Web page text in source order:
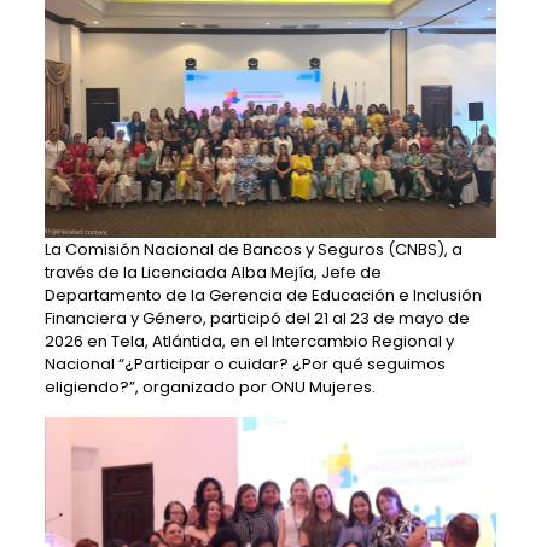
La Comisión Nacional de Bancos y Seguros (CNBS), a
través de la Licenciada Alba Mejía, Jefe de
Departamento de la Gerencia de Educación e Inclusión
Financiera y Género, participó del 21 al 23 de mayo de
2026 en Tela, Atlántida, en el Intercambio Regional y
Nacional “¿Participar o cuidar? ¿Por qué seguimos
eligiendo?”, organizado por ONU Mujeres.